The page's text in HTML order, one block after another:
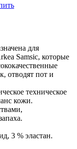
для
Samsic, которые
отводят пот и
техническое
кожи.
3 % эластан.